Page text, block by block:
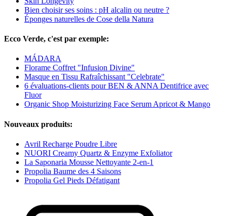
Bien choisir ses soins : pH alcalin ou neutre ?
Éponges naturelles de Cose della Natura
Ecco Verde, c'est par exemple:
MÁDARA
Florame Coffret "Infusion Divine"
Masque en Tissu Rafraîchissant "Celebrate"
6 évaluations-clients pour BEN & ANNA Dentifrice avec
Fluor
Organic Shop Moisturizing Face Serum Apricot & Mango
Nouveaux produits:
Avril Recharge Poudre Libre
NUORI Creamy Quartz & Enzyme Exfoliator
La Saponaria Mousse Nettoyante 2-en-1
Propolia Baume des 4 Saisons
Propolia Gel Pieds Défatigant